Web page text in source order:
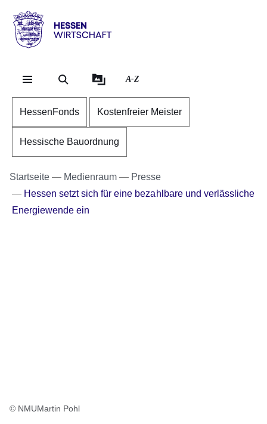
Hessen
Wirtschaft
A-Z
HessenFonds Kostenfreier Meister
Hessische Bauordnung
Startseite Medienraum
Presse
Hessen setzt sich für eine bezahlbare und verlässliche
Energiewende ein
© NMUMartin Pohl